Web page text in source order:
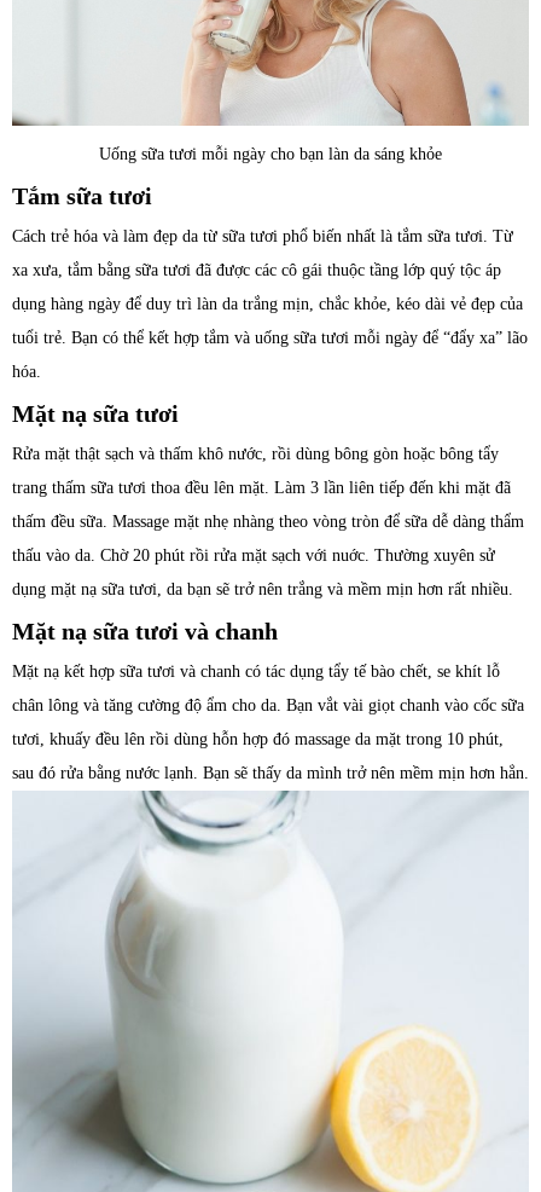
Uống sữa tươi mỗi ngày cho bạn làn da sáng khỏe
Tắm sữa tươi
Cách trẻ hóa và làm đẹp da từ sữa tươi phổ biến nhất là tắm sữa tươi. Từ
xa xưa, tắm bằng sữa tươi đã được các cô gái thuộc tầng lớp quý tộc áp
dụng hàng ngày để duy trì làn da trắng mịn, chắc khỏe, kéo dài vẻ đẹp của
tuổi trẻ. Bạn có thể kết hợp tắm và uống sữa tươi mỗi ngày để “đẩy xa” lão
hóa.
Mặt nạ sữa tươi
Rửa mặt thật sạch và thấm khô nước, rồi dùng bông gòn hoặc bông tẩy
trang thấm sữa tươi thoa đều lên mặt. Làm 3 lần liên tiếp đến khi mặt đã
thấm đều sữa. Massage mặt nhẹ nhàng theo vòng tròn để sữa dễ dàng thẩm
thấu vào da. Chờ 20 phút rồi rửa mặt sạch với nuớc. Thường xuyên sử
dụng mặt nạ sữa tươi, da bạn sẽ trở nên trắng và mềm mịn hơn rất nhiều.
Mặt nạ sữa tươi và chanh
Mặt nạ kết hợp sữa tươi và chanh có tác dụng tẩy tế bào chết, se khít lỗ
chân lông và tăng cường độ ẩm cho da. Bạn vắt vài giọt chanh vào cốc sữa
tươi, khuấy đều lên rồi dùng hỗn hợp đó massage da mặt trong 10 phút,
sau đó rửa bằng nước lạnh. Bạn sẽ thấy da mình trở nên mềm mịn hơn hẳn.